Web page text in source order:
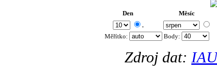
Den Měsíc
.
Měřítko: Body:
Zdroj dat: